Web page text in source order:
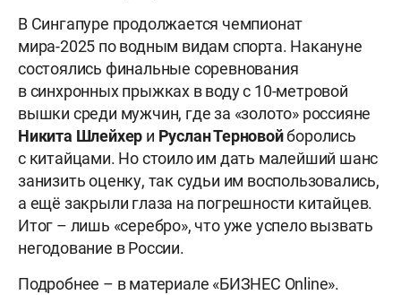
В Сингапуре продолжается чемпионат
мира-2025 по водным видам спорта. Накануне
состоялись финальные соревнования
в синхронных прыжках в воду с 10-метровой
вышки среди мужчин, где за «золото» россияне
Никита Шлейхер и РусланТерновойборолись
с китайцами. Но стоило им дать малейший шанс
занизить оценку, так судьи им воспользовались,
а ещё закрыли глаза на погрешности китайцев.
Итог – лишь «серебро», что уже успело вызвать
негодование в России.
Подробнее – в материале «БИЗНЕС Online».